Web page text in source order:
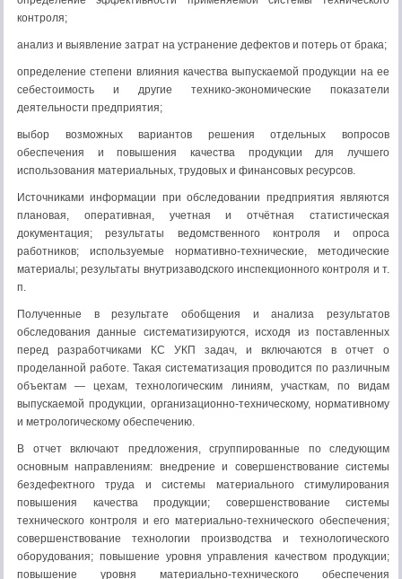
контроля;
анализ и выявление затрат на устранение дефектов и потерь от брака;
определение степени влияния качества выпускаемой продукции на ее
себестоимость и другие технико-экономические показатели
деятельности предприятия;
выбор возможных вариантов решения отдельных вопросов
обеспечения и повышения качества продукции для лучшего
использования материальных, трудовых и финансовых ресурсов.
Источниками информации при обследовании предприятия являются
плановая, оперативная, учетная и отчётная статистическая
документация; результаты ведомственно­го контроля и опроса
работников; используемые норматив­но-технические, методические
материалы; результаты внутризаводского инспекционного контроля и т.
п.
Полученные в результате обобщения и анализа результатов
обследования данные систематизируются, исходя из поставленных
перед разработчиками КС УКП задач, и включаются в отчет о
проделанной работе. Такая систематизация проводится по различным
объектам — цехам, технологическим линиям, участкам, по видам
выпускаемой продукции, организационно-техническому, нормативному
и метрологическому обеспечению.
В отчет включают предложения, сгруппированные по следующим
основным направлениям: внедрение и совершенствование системы
бездефектного труда и системы материального стимулирования
повышения качества продукции; совершенствование системы
технического контроля и его материально-технического обеспечения;
совершенствование технологии производства и технологического
оборудования; повышение уровня управления качеством продукции;
повышение уровня материально-технического обеспечения